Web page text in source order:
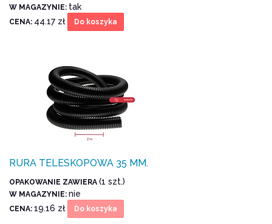
W MAGAZYNIE: tak
CENA: 44.17 zł Do koszyka
RURA TELESKOPOWA 35 MM.
OPAKOWANIE ZAWIERA (1 szt.)
W MAGAZYNIE: nie
CENA: 19.16 zł Do koszyka